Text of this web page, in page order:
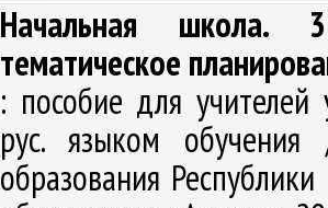
Начальная школа.
тематическое
: пособие для
рус. языком
образования